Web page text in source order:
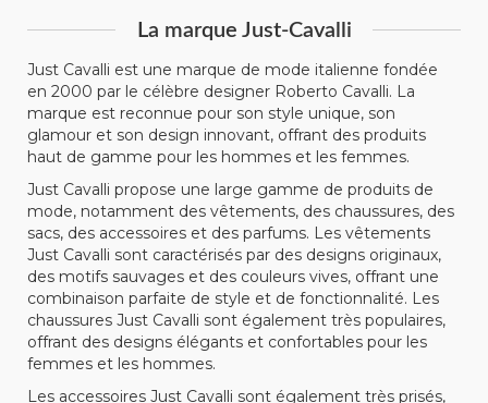
La marque Just-Cavalli
Just Cavalli est une marque de mode italienne fondée
en 2000 par le célèbre designer Roberto Cavalli. La
marque est reconnue pour son style unique, son
glamour et son design innovant, offrant des produits
haut de gamme pour les hommes et les femmes.
Just Cavalli propose une large gamme de produits de
mode, notamment des vêtements, des chaussures, des
sacs, des accessoires et des parfums. Les vêtements
Just Cavalli sont caractérisés par des designs originaux,
des motifs sauvages et des couleurs vives, offrant une
combinaison parfaite de style et de fonctionnalité. Les
chaussures Just Cavalli sont également très populaires,
offrant des designs élégants et confortables pour les
femmes et les hommes.
Les accessoires Just Cavalli sont également très prisés,